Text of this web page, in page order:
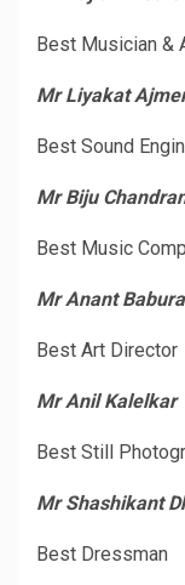
Best Musician &
Mr Liyakat
Best Sound
Mr Biju
Best Music
Mr Anant
Best Art Director
Mr Anil Kalelkar
Best Still
Mr Shashikant
Best Dressman